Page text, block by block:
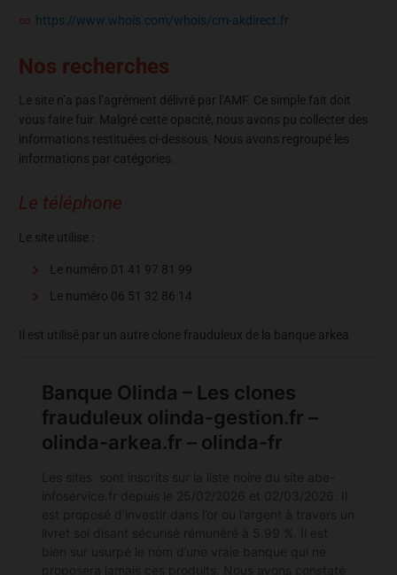
https://www.whois.com/whois/cm-akdirect.fr
Nos recherches
Le site n’a pas l’agrément délivré par l’AMF. Ce simple fait doit
vous faire fuir. Malgré cette opacité, nous avons pu collecter des
informations restituées ci-dessous. Nous avons regroupé les
informations par catégories.
Le téléphone
Le site utilise :
Le numéro 01 41 97 81 99
Le numéro 06 51 32 86 14
Il est utilisé par un autre clone frauduleux de la banque arkea